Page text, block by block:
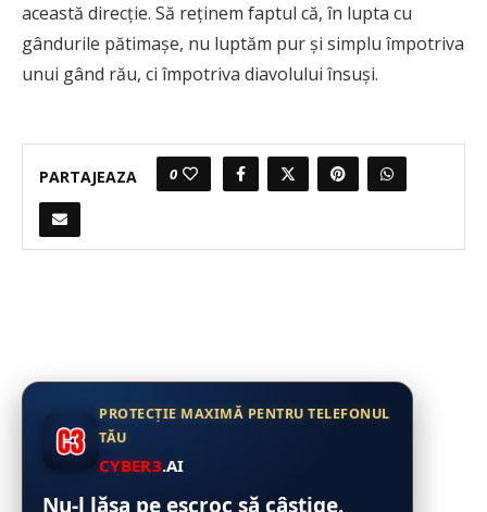
această direcţie. Să reţinem faptul că, în lupta cu
gândurile pătimaşe, nu luptăm pur şi simplu împotriva
unui gând rău, ci împotriva diavolului însuşi.
PARTAJEAZA 0
PROTECȚIE MAXIMĂ PENTRU TELEFONUL
TĂU
CYBER3.AI
Nu-l lăsa pe escroc să câștige.